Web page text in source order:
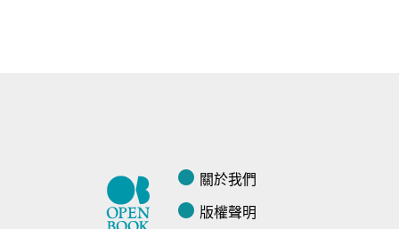
關於我們
版權聲明